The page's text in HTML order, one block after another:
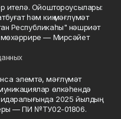
ителә. Ойоштороусылары:
һәм киң мәғлүмәт
Республикаһы" нәшриәт
мөхәррире — Мирсәйет
элемтә, мәғлүмәт
өлкәһендә
2025 йылдың
— ПИ №ТУ02-01806.